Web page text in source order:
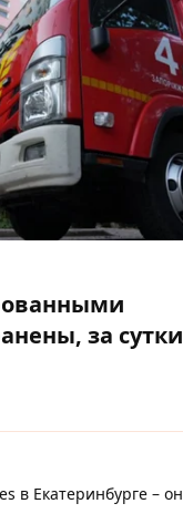
за сутки
в Екатеринбурге – он